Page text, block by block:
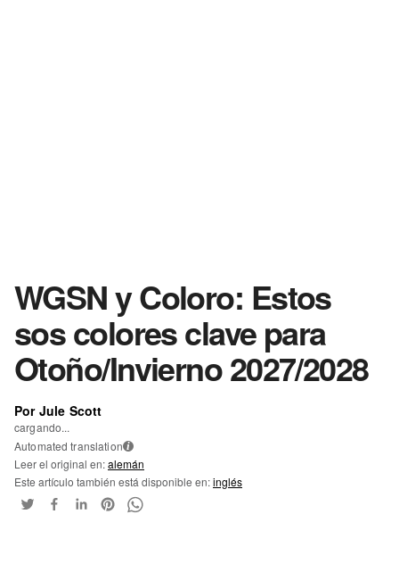
WGSN y Coloro: Estos
sos colores clave para
Otoño/Invierno 2027/2028
Por Jule Scott
cargando...
Automated translation i
Leer el original en:alemán
Este artículo también está disponible en:inglés